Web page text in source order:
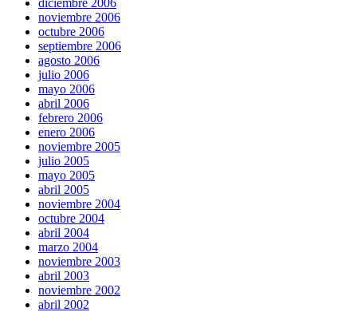
noviembre 2006
octubre 2006
septiembre 2006
agosto 2006
julio 2006
mayo 2006
abril 2006
febrero 2006
enero 2006
noviembre 2005
julio 2005
mayo 2005
abril 2005
noviembre 2004
octubre 2004
abril 2004
marzo 2004
noviembre 2003
abril 2003
noviembre 2002
abril 2002